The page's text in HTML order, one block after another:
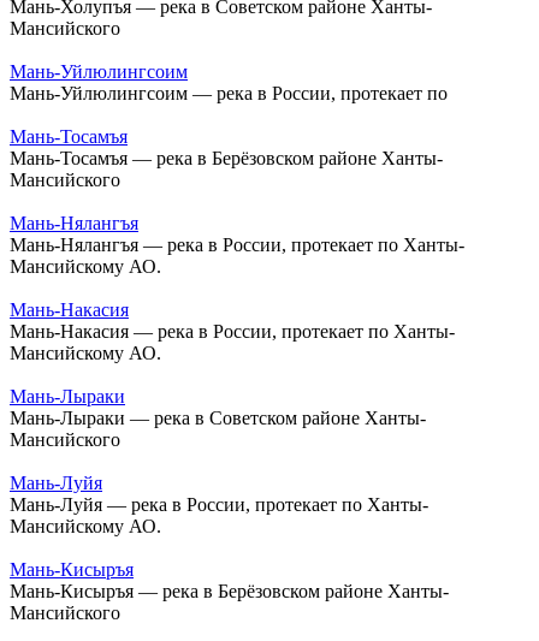
Мань-Холупъя — река в Советском районе Ханты-
Мансийского
Мань-Уйлюлингсоим
Мань-Уйлюлингсоим — река в России, протекает по
Мань-Тосамъя
Мань-Тосамъя — река в Берёзовском районе Ханты-
Мансийского
Мань-Нялангъя
Мань-Нялангъя — река в России, протекает по Ханты-
Мансийскому АО.
Мань-Накасия
Мань-Накасия — река в России, протекает по Ханты-
Мансийскому АО.
Мань-Лыраки
Мань-Лыраки — река в Советском районе Ханты-
Мансийского
Мань-Луйя
Мань-Луйя — река в России, протекает по Ханты-
Мансийскому АО.
Мань-Кисыръя
Мань-Кисыръя — река в Берёзовском районе Ханты-
Мансийского